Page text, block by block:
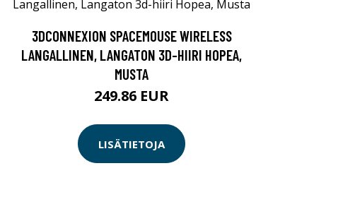
3DCONNEXION SPACEMOUSE WIRELESS
LANGALLINEN, LANGATON 3D-HIIRI HOPEA,
MUSTA
249.86 EUR
LISÄTIETOJA